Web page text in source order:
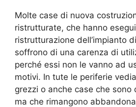
Molte case di nuova
ristrutturate, che hanno
ristrutturazione dell’impianto
soffrono di una carenza di
perché essi non le vanno ad
motivi. In tute le periferie
grezzi o anche case che sono
ma che rimangono